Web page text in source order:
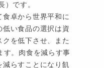
）です。
食卓から世界平和に
い食品の選択は資
を低下させ、また
す。肉食を減らす事
らすことになり飢